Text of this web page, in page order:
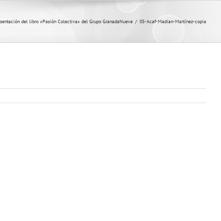
del libro «Pasión Colectiva» del Grupo GranadaNueve / 05-Acaf-Madian-Martínez-copia